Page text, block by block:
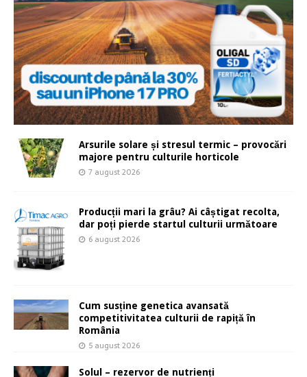
Arsurile solare și stresul termic – provocări
majore pentru culturile horticole
7 august 2026
Producții mari la grâu? Ai câștigat recolta,
dar poți pierde startul culturii următoare
6 august 2026
Cum susține genetica avansată
competitivitatea culturii de rapiță în
România
5 august 2026
Solul – rezervor de nutrienți